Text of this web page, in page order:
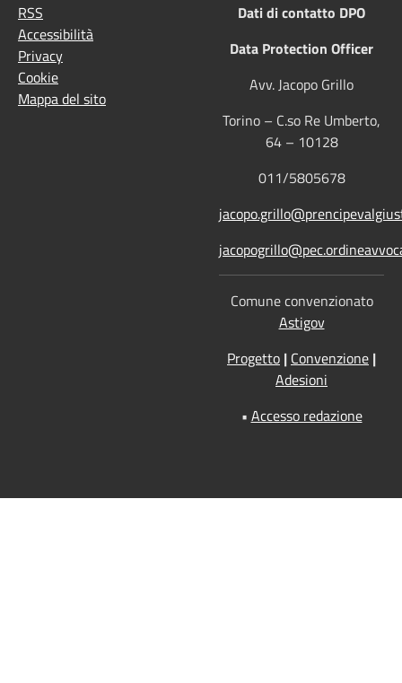
RSS
Accessibilità
Privacy
Cookie
Mappa del sito
Dati di contatto DPO
Data Protection Officer
Avv. Jacopo Grillo
Torino – C.so Re Umberto,
64 – 10128
011/5805678
Comune convenzionato
Astigov
Progetto | Convenzione |
Adesioni
• Accesso redazione